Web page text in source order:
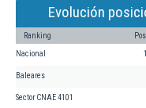
Evolución
Ranking
Nacional
Baleares
Sector CNAE 4101